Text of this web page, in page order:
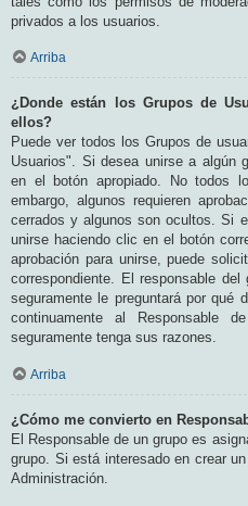
privados a los usuarios.
Arriba
¿Donde están los Grupos de
ellos?
Puede ver todos los Grupos de
Usuarios". Si desea unirse a algún
en el botón apropiado. No todos
embargo, algunos requieren
cerrados y algunos son ocultos. Si
unirse haciendo clic en el botón
aprobación para unirse, puede
correspondiente. El responsable
seguramente le preguntará por qué
continuamente al Responsable
seguramente tenga sus razones.
Arriba
¿Cómo me convierto en
El Responsable de un grupo es
grupo. Si está interesado en crear
Administración.